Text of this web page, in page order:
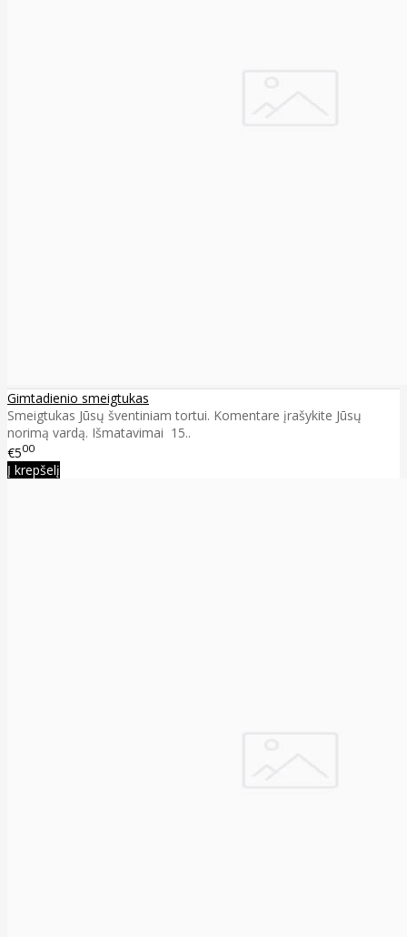
Gimtadienio smeigtukas
Smeigtukas Jūsų šventiniam tortui. Komentare įrašykite Jūsų
norimą vardą. Išmatavimai 15..
€500
Į krepšelį